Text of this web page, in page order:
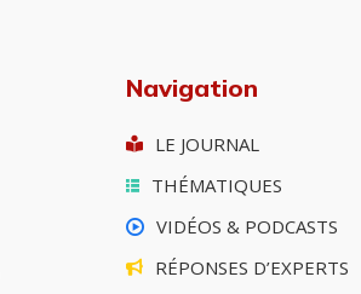
Navigation
LE JOURNAL
THÉMATIQUES
VIDÉOS & PODCASTS
RÉPONSES D’EXPERTS